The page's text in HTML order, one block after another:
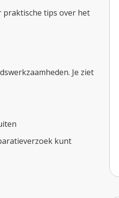
praktische tips over het
Je ziet
kunt